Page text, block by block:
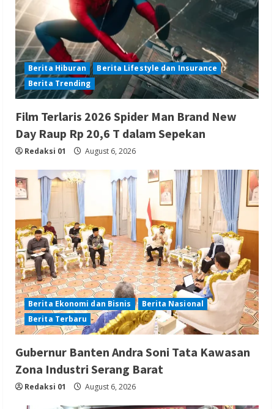
Berita Hiburan
Berita Lifestyle dan Insurance
Berita Trending
Film Terlaris 2026 Spider Man Brand New
Day Raup Rp 20,6 T dalam Sepekan
Redaksi 01 August 6, 2026
Berita Ekonomi dan Bisnis
Berita Nasional
Berita Terbaru
Gubernur Banten Andra Soni Tata Kawasan
Zona Industri Serang Barat
Redaksi 01 August 6, 2026